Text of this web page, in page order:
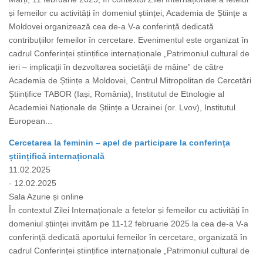
și femeilor cu activități în domeniul științei, Academia de Științe a
Moldovei organizează cea de-a V-a conferință dedicată
contribuțiilor femeilor în cercetare. Evenimentul este organizat în
cadrul Conferinței științifice internaționale „Patrimoniul cultural de
ieri – implicații în dezvoltarea societății de mâine” de către
Academia de Științe a Moldovei, Centrul Mitropolitan de Cercetări
Științifice TABOR (Iași, România), Institutul de Etnologie al
Academiei Naționale de Științe a Ucrainei (or. Lvov), Institutul
European...
Cercetarea la feminin – apel de participare la conferința
științifică internațională
11.02.2025
- 12.02.2025
Sala Azurie și online
În contextul Zilei Internaționale a fetelor și femeilor cu activități în
domeniul științei invităm pe 11-12 februarie 2025 la cea de-a V-a
conferință dedicată aportului femeilor în cercetare, organizată în
cadrul Conferinței științifice internaționale „Patrimoniul cultural de